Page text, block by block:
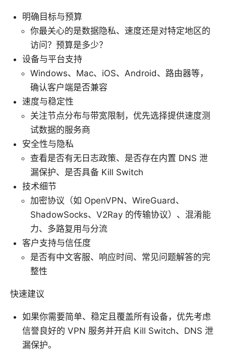
明确目标与预算
你最关心的是数据隐私、速度还是对特定地区的
访问？预算是多少？
设备与平台支持
Windows、Mac、iOS、Android、路由器等，
确认客户端是否兼容
速度与稳定性
关注节点分布与带宽限制，优先选择提供速度测
试数据的服务商
安全性与隐私
查看是否有无日志政策、是否存在内置 DNS 泄
漏保护、是否具备 Kill Switch
技术细节
加密协议（如 OpenVPN、WireGuard、
ShadowSocks、V2Ray 的传输协议）、混淆能
力、多路复用与分流
客户支持与信任度
是否有中文客服、响应时间、常见问题解答的完
整性
快速建议
如果你需要简单、稳定且覆盖所有设备，优先考虑
信誉良好的 VPN 服务并开启 Kill Switch、DNS 泄
漏保护。